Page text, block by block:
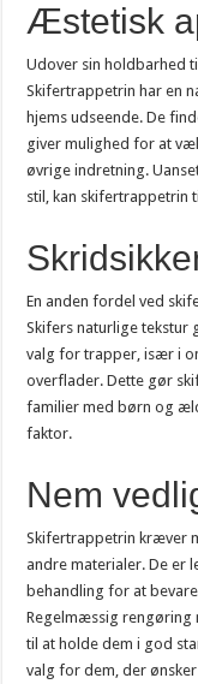
Æstetisk
Udover sin holdbarhed
Skifertrappetrin har en
hjems udseende. De
giver mulighed for at
øvrige indretning.
stil, kan skifertrappetrin
En anden fordel ved
Skifers naturlige tekstur
valg for trapper, især i
overflader. Dette gør
familier med børn og
faktor.
Nem
Skifertrappetrin kræver
andre materialer. De er
behandling for at
Regelmæssig rengøring
til at holde dem i god
valg for dem, der